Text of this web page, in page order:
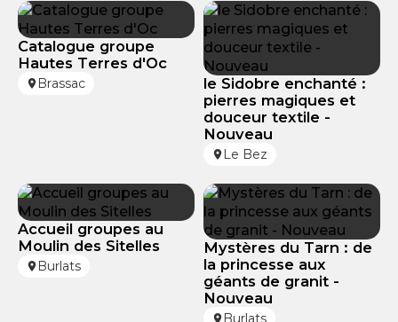
Catalogue groupe
Hautes Terres d'Oc
Brassac
le Sidobre enchanté :
pierres magiques et
douceur textile -
Nouveau
Le Bez
Accueil groupes au
Moulin des Sitelles
Burlats
Mystères du Tarn : de
la princesse aux
géants de granit -
Nouveau
Burlats